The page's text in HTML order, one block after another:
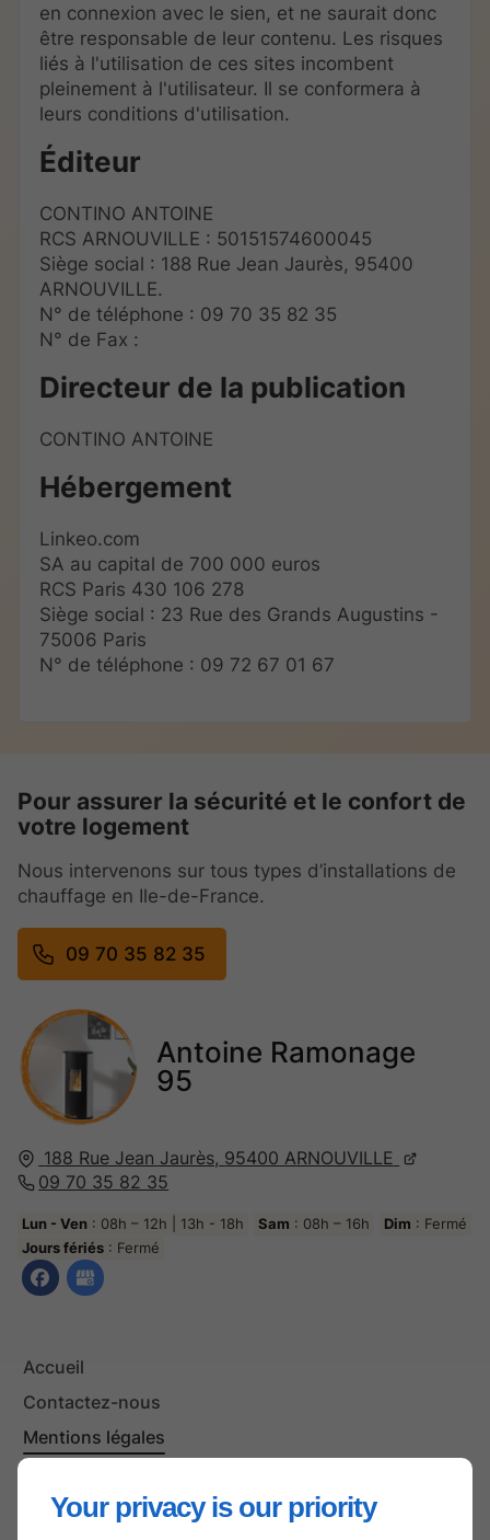
Your privacy is our priority
en connexion avec le sien, et ne saurait donc
être responsable de leur contenu. Les risques
liés à l'utilisation de ces sites incombent
pleinement à l'utilisateur. Il se conformera à
leurs conditions d'utilisation.
Éditeur
CONTINO ANTOINE
RCS ARNOUVILLE : 50151574600045
Siège social : 188 Rue Jean Jaurès, 95400
ARNOUVILLE.
N° de téléphone : 09 70 35 82 35
N° de Fax :
Directeur de la publication
CONTINO ANTOINE
Hébergement
Linkeo.com
SA au capital de 700 000 euros
RCS Paris 430 106 278
Siège social : 23 Rue des Grands Augustins -
75006 Paris
N° de téléphone : 09 72 67 01 67
Antoine Ramonage
95
188 Rue Jean Jaurès, 95400 ARNOUVILLE
09 70 35 82 35
Lun - Ven : 08h – 12h | 13h - 18h Sam : 08h – 16h Dim : Fermé
Jours fériés : Fermé
Accueil
Contactez-nous
Mentions légales
Pour assurer la sécurité et le confort de
votre logement
Nous intervenons sur tous types d’installations de
chauffage en Ile-de-France.
09 70 35 82 35